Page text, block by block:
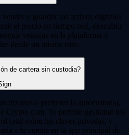
y guardar tus activos digitales
el precio en tiempo real, descubrir
ventajas en la plataforma y
desde un mismo sitio.
de cartera sin custodia?
o prefieres la autocustodia,
Crypto.com. Te permite gestionar tus
total sobre tus claves privadas, y
a tu cuenta en la app principal de